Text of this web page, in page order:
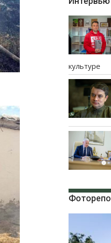
культуре